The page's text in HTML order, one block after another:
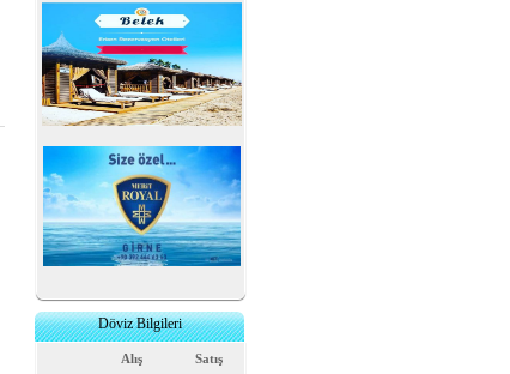
Döviz Bilgileri
Alış
Satış